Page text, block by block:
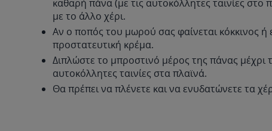
καθαρή πάνα (με τις αυτοκόλλητες ταινίες
με το άλλο χέρι.
Αν ο ποπός του μωρού σας φαίνεται κόκκινος ή
προστατευτική κρέμα.
Διπλώστε το μπροστινό μέρος της πάνας μέχρι
αυτοκόλλητες ταινίες στα πλαϊνά.
Θα πρέπει να πλένετε και να ενυδατώνετε τα